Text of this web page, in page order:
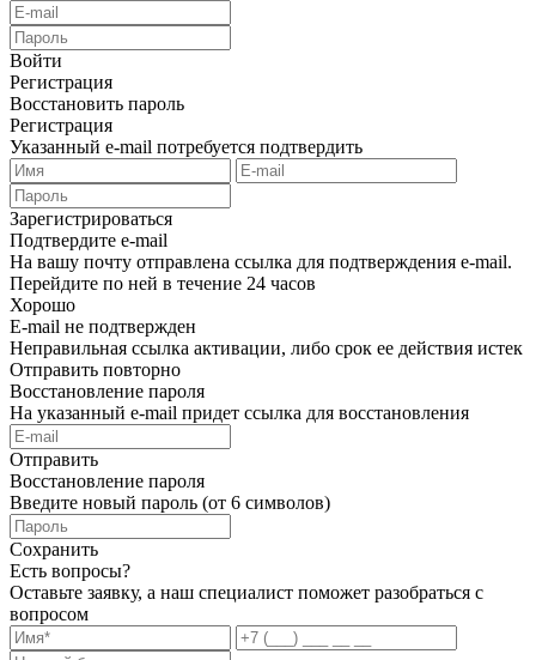
Войти
Регистрация
Восстановить пароль
Регистрация
Указанный e-mail потребуется подтвердить
Зарегистрироваться
Подтвердите e-mail
На вашу почту отправлена ссылка для подтверждения e-mail.
Перейдите по ней в течение 24 часов
Хорошо
E-mail не подтвержден
Неправильная ссылка активации, либо срок ее действия истек
Отправить повторно
Восстановление пароля
На указанный e-mail придет ссылка для восстановления
Отправить
Восстановление пароля
Введите новый пароль (от 6 символов)
Сохранить
Есть вопросы?
Оставьте заявку, а наш специалист поможет разобраться с
вопросом